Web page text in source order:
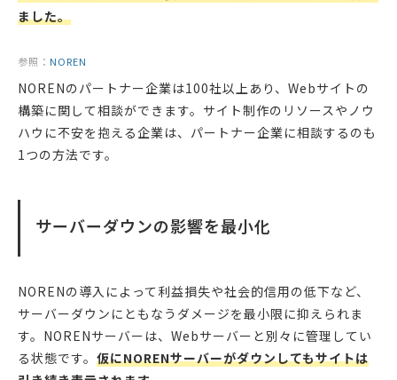
ました。
参照： NOREN
NORENのパートナー企業は100社以上あり、Webサイトの
構築に関して相談ができます。サイト制作のリソースやノウ
ハウに不安を抱える企業は、パートナー企業に相談するのも
1つの方法です。
サーバーダウンの影響を最小化
NORENの導入によって利益損失や社会的信用の低下など、
サーバーダウンにともなうダメージを最小限に抑えられま
す。NORENサーバーは、Webサーバーと別々に管理してい
る状態です。 仮にNORENサーバーがダウンしてもサイトは